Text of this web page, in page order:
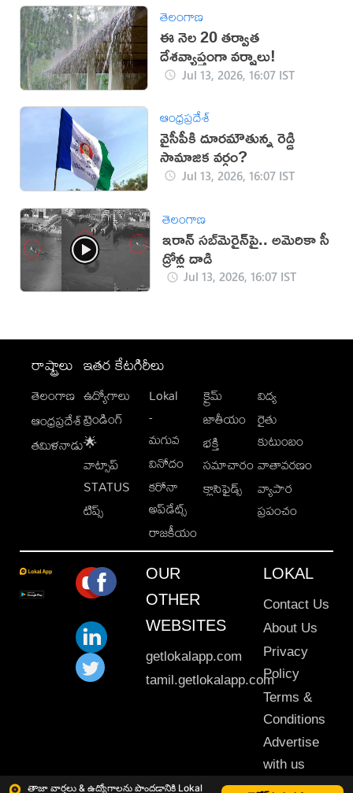
తాజా వార్తలు & ఉద్యోగాలను పొందడానికి Lokal
తెలంగాణ
ఈ నెల 20 తర్వాత
దేశవ్యాప్తంగా వర్షాలు!
Jul 13, 2026, 16:07 IST
ఆంధ్రప్రదేశ్
వైసీపీకి దూరమౌతున్న రెడ్డి
సామాజిక వర్గం?
Jul 13, 2026, 16:07 IST
తెలంగాణ
ఇరాన్‌ సబ్‌మెరైన్‌పై.. అమెరికా సీ
డ్రోన్ల దాడి
Jul 13, 2026, 16:07 IST
రాష్ట్రాలు
తెలంగాణ
ఆంధ్రప్రదేశ్
తమిళనాడు
ఇతర కేటగిరీలు
ఉద్యోగాలు
ట్రెండింగ్
🌟
వాట్సాప్
STATUS
టిప్స్
Lokal
-
మగువ
వినోదం
కరోనా
అప్‌డేట్స్
రాజకీయం
క్రైమ్
జాతీయం
భక్తి
సమాచారం
క్లాసిఫైడ్స్
విద్య
రైతు
కుటుంబం
వాతావరణం
వ్యాపార
ప్రపంచం
OUR
OTHER
WEBSITES
getlokalapp.com
tamil.getlokalapp.com
LOKAL
Contact Us
About Us
Privacy
Policy
Terms &
Conditions
Advertise
with us
Sitemap